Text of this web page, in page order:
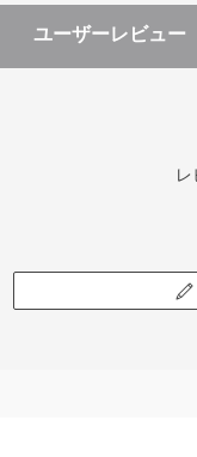
ユーザーレビュー
レ